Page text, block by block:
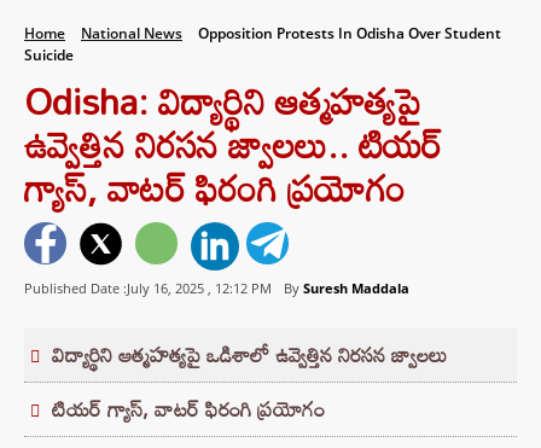
Home National News
Opposition Protests In Odisha Over Student
Suicide
Odisha: విద్యార్థిని ఆత్మహత్యపై
ఉవ్వెత్తిన నిరసన జ్వాలలు.. టియర్
గ్యాస్, వాటర్ ఫిరంగి ప్రయోగం
Published Date :July 16, 2025 , 12:12 PM By Suresh Maddala
విద్యార్థిని ఆత్మహత్యపై ఒడిశాలో ఉవ్వెత్తిన నిరసన జ్వాలలు
టియర్ గ్యాస్, వాటర్ ఫిరంగి ప్రయోగం